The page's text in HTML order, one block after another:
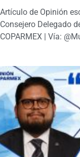
Artículo de Opinión
Consejero Delegado
COPARMEX | Vía: